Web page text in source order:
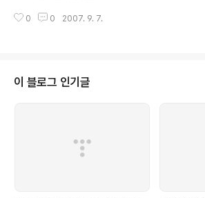
덕분에 현지의 많은 친구들 - 주로 사이트 현업분들입니다.
래서 싱가포르 관광청에서 발송되는 메일을 받아보고 있는
데, 오늘 싱가포르 관광청에서 MBA설명회를 진행한다는
SIA Holiday 패키지를 적극 ..
0 0 2007. 9. 7.
이 블로그 인기글